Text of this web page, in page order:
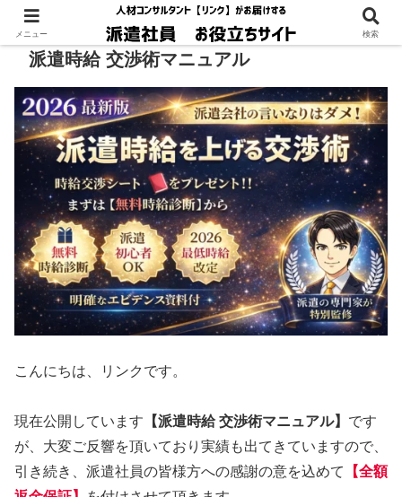
派遣時給 交渉術マニュアル
こんにちは、リンクです。
現在公開しています 【派遣時給 交渉術マニュアル】 です
が、大変ご反響を頂いており実績も出てきていますので、
引き続き、派遣社員の皆様方への感謝の意を込めて
【全額
メニュー 検索